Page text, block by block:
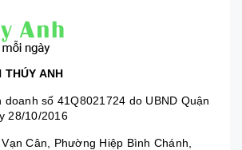
THÚY ANH
doanh số 41Q8021724 do UBND Quận
28/10/2016
Cân, Phường Hiệp Bình Chánh,